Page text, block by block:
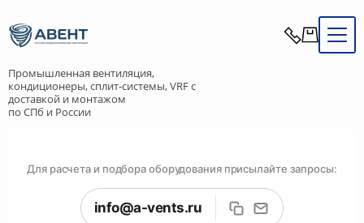
Промышленная вентиляция,
кондиционеры, сплит-системы, VRF с
доставкой и монтажом
по СПб и России
Для расчета и подбора оборудования присылайте запросы:
info@a-vents.ru